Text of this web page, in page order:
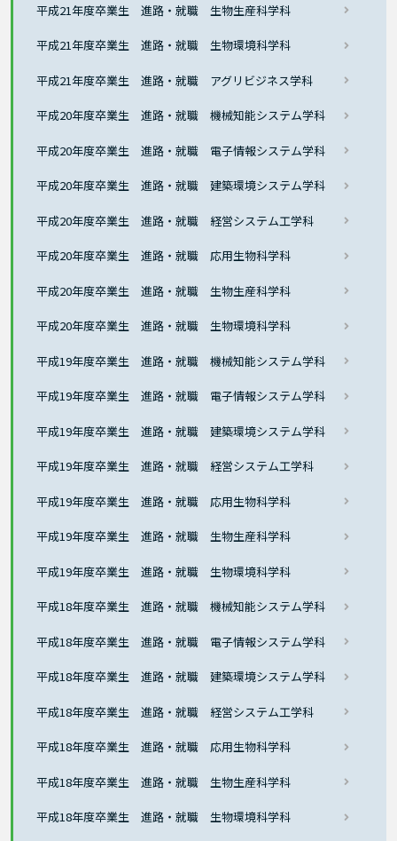
平成21年度卒業生 進路・就職 生物生産科学科
平成21年度卒業生 進路・就職 生物環境科学科
平成21年度卒業生 進路・就職 アグリビジネス学科
平成20年度卒業生 進路・就職 機械知能システム学科
平成20年度卒業生 進路・就職 電子情報システム学科
平成20年度卒業生 進路・就職 建築環境システム学科
平成20年度卒業生 進路・就職 経営システム工学科
平成20年度卒業生 進路・就職 応用生物科学科
平成20年度卒業生 進路・就職 生物生産科学科
平成20年度卒業生 進路・就職 生物環境科学科
平成19年度卒業生 進路・就職 機械知能システム学科
平成19年度卒業生 進路・就職 電子情報システム学科
平成19年度卒業生 進路・就職 建築環境システム学科
平成19年度卒業生 進路・就職 経営システム工学科
平成19年度卒業生 進路・就職 応用生物科学科
平成19年度卒業生 進路・就職 生物生産科学科
平成19年度卒業生 進路・就職 生物環境科学科
平成18年度卒業生 進路・就職 機械知能システム学科
平成18年度卒業生 進路・就職 電子情報システム学科
平成18年度卒業生 進路・就職 建築環境システム学科
平成18年度卒業生 進路・就職 経営システム工学科
平成18年度卒業生 進路・就職 応用生物科学科
平成18年度卒業生 進路・就職 生物生産科学科
平成18年度卒業生 進路・就職 生物環境科学科